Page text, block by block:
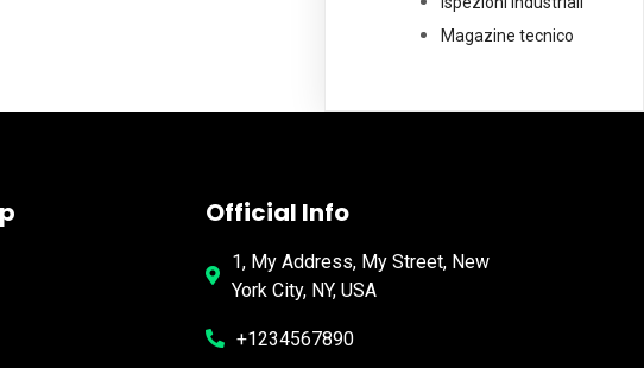
Magazine tecnico
Official Info
1, My Address, My Street, New
York City, NY, USA
+1234567890